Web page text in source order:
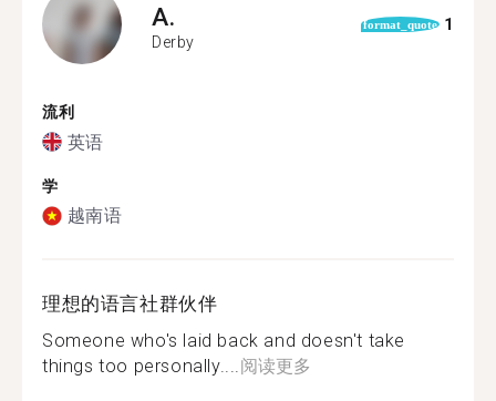
A.
Derby
format_quote 1
流利
英语
学
越南语
理想的语言社群伙伴
Someone who's laid back and doesn't take
things too personally....阅读更多